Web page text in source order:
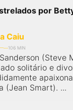
por
Caiu
106 MIN
(Steve
solitário e
(Jean Smart). ...